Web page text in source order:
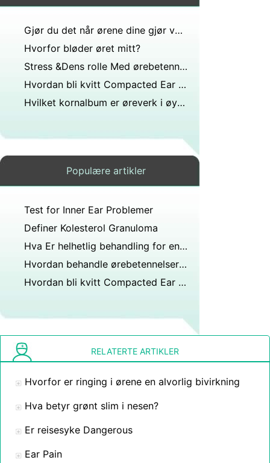
Gjør du det når ørene dine gjør vondt etter at du har fått det?
Hvorfor bløder øret mitt?
Stress &Dens rolle Med ørebetennelser
Hvordan bli kvitt Compacted Ear voks bygge opp
Hvilket kornalbum er øreverk i øyet ditt?
Populære artikler
Test for Inner Ear Problemer
Definer Kolesterol Granuloma
Hva Er helhetlig behandling for en øreinfeksjon
Hvordan behandle ørebetennelser hos småbarn
Hvordan bli kvitt Compacted Ear voks bygge opp
RELATERTE ARTIKLER
Hvorfor er ringing i ørene en alvorlig bivirkning
Hva betyr grønt slim i nesen?
Er reisesyke Dangerous
Ear Pain